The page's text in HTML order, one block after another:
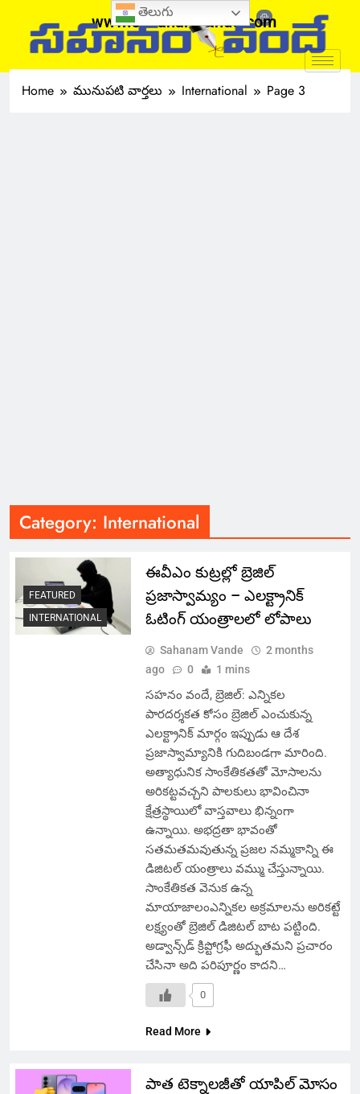
www.sahanamvande.com
Home మునుపటి వార్తలు International Page 3
Category: International
FEATURED
INTERNATIONAL
ఈవీఎం కుట్రల్లో బ్రెజిల్
ప్రజాస్వామ్యం – ఎలక్ట్రానిక్
ఓటింగ్ యంత్రాలలో లోపాలు
Sahanam Vande
2 months
ago
0 1 mins
సహనం వందే, బ్రెజిల్: ఎన్నికల
పారదర్శకత కోసం బ్రెజిల్ ఎంచుకున్న
ఎలక్ట్రానిక్ మార్గం ఇప్పుడు ఆ దేశ
ప్రజాస్వామ్యానికి గుదిబండగా మారింది.
అత్యాధునిక సాంకేతికతతో మోసాలను
అరికట్టవచ్చని పాలకులు భావించినా
క్షేత్రస్థాయిలో వాస్తవాలు భిన్నంగా
ఉన్నాయి. అభద్రతా భావంతో
సతమతమవుతున్న ప్రజల నమ్మకాన్ని ఈ
డిజిటల్ యంత్రాలు వమ్ము చేస్తున్నాయి.
సాంకేతికత వెనుక ఉన్న
మాయాజాలంఎన్నికల అక్రమాలను అరికట్టే
లక్ష్యంతో బ్రెజిల్ డిజిటల్ బాట పట్టింది.
అడ్వాన్స్‌డ్ క్రిప్టోగ్రఫీ అద్భుతమని ప్రచారం
చేసినా అది పరిపూర్ణం కాదని…
0
Read More
పాత టెక్నాలజీతో యాపిల్ మోసం
తెలుగు